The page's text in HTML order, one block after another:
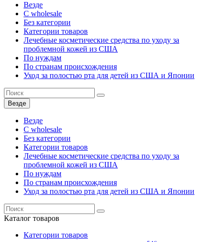
Везде
C wholesale
Без категории
Категории товаров
Лечебные косметические средства по уходу за
проблемной кожей из США
По нуждам
По странам происхождения
Уход за полостью рта для детей из США и Японии
Везде
Везде
C wholesale
Без категории
Категории товаров
Лечебные косметические средства по уходу за
проблемной кожей из США
По нуждам
По странам происхождения
Уход за полостью рта для детей из США и Японии
Каталог товаров
Категории товаров